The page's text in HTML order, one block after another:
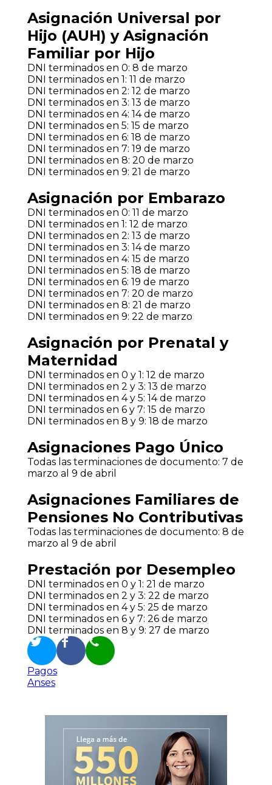
Asignación Universal por
Hijo (AUH) y Asignación
Familiar por Hijo
DNI terminados en 0: 8 de marzo
DNI terminados en 1: 11 de marzo
DNI terminados en 2: 12 de marzo
DNI terminados en 3: 13 de marzo
DNI terminados en 4: 14 de marzo
DNI terminados en 5: 15 de marzo
DNI terminados en 6: 18 de marzo
DNI terminados en 7: 19 de marzo
DNI terminados en 8: 20 de marzo
DNI terminados en 9: 21 de marzo
Asignación por Embarazo
DNI terminados en 0: 11 de marzo
DNI terminados en 1: 12 de marzo
DNI terminados en 2: 13 de marzo
DNI terminados en 3: 14 de marzo
DNI terminados en 4: 15 de marzo
DNI terminados en 5: 18 de marzo
DNI terminados en 6: 19 de marzo
DNI terminados en 7: 20 de marzo
DNI terminados en 8: 21 de marzo
DNI terminados en 9: 22 de marzo
Asignación por Prenatal y
Maternidad
DNI terminados en 0 y 1: 12 de marzo
DNI terminados en 2 y 3: 13 de marzo
DNI terminados en 4 y 5: 14 de marzo
DNI terminados en 6 y 7: 15 de marzo
DNI terminados en 8 y 9: 18 de marzo
Asignaciones Pago Único
Todas las terminaciones de documento: 7 de
marzo al 9 de abril
Asignaciones Familiares de
Pensiones No Contributivas
Todas las terminaciones de documento: 8 de
marzo al 9 de abril
Prestación por Desempleo
DNI terminados en 0 y 1: 21 de marzo
DNI terminados en 2 y 3: 22 de marzo
DNI terminados en 4 y 5: 25 de marzo
DNI terminados en 6 y 7: 26 de marzo
DNI terminados en 8 y 9: 27 de marzo
Pagos
Anses